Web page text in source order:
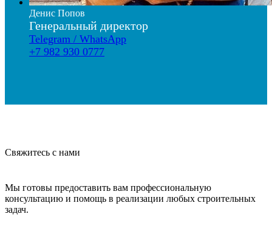
Денис Попов
Генеральный директор
Telegram / WhatsApp
+7 982 930 0777
Свяжитесь с нами
Мы готовы предоставить вам профессиональную
консультацию и помощь в реализации любых строительных
задач.